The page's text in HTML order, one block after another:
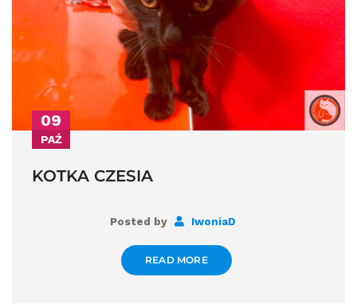
09
PAŹ
KOTKA CZESIA
Posted by IwoniaD
READ MORE